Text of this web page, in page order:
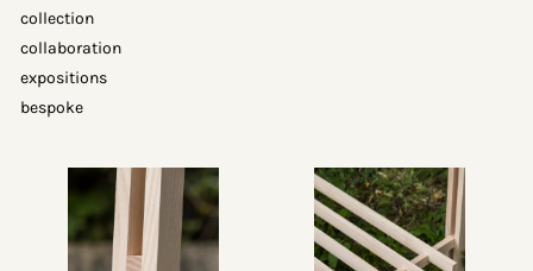
collection
collaboration
expositions
bespoke